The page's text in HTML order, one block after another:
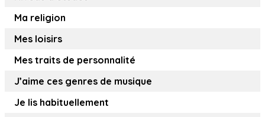
Ma religion
Mes loisirs
Mes traits de personnalité
J’aime ces genres de musique
Je lis habituellement